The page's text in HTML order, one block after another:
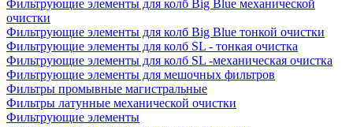
Фильтрующие элементы для колб Big Blue механической
очистки
Фильтрующие элементы для колб Big Blue тонкой очистки
Фильтрующие элементы для колб SL - тонкая очистка
Фильтрующие элементы для колб SL -механическая очистка
Фильтрующие элементы для мешочных фильтров
Фильтры промывные магистральные
Фильтры латунные механической очистки
Фильтрующие элементы